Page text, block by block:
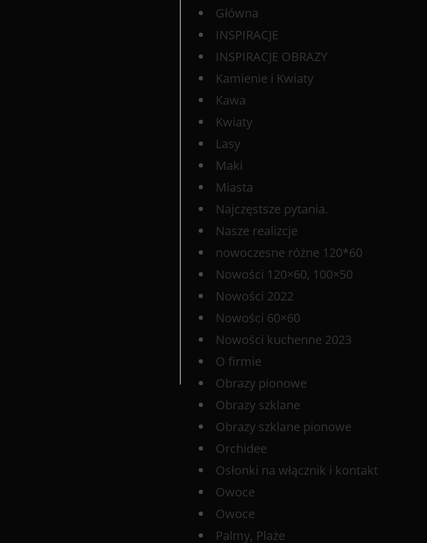
Główna
INSPIRACJE
INSPIRACJE OBRAZY
Kamienie i Kwiaty
Kawa
Kwiaty
Lasy
Maki
Miasta
Najczęstsze pytania.
Nasze realizcje
nowoczesne różne 120*60
Nowości 120×60, 100×50
Nowości 2022
Nowości 60×60
Nowości kuchenne 2023
O firmie
Obrazy pionowe
Obrazy szklane
Obrazy szklane pionowe
Orchidee
Osłonki na włącznik i kontakt
Owoce
Owoce
Palmy, Plaże